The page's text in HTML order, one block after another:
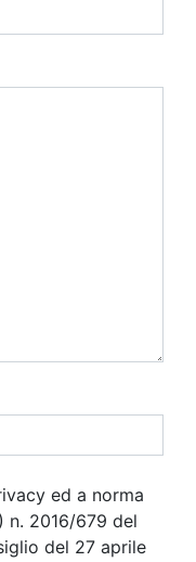
ed a norma
n. 2016/679 del
del 27 aprile